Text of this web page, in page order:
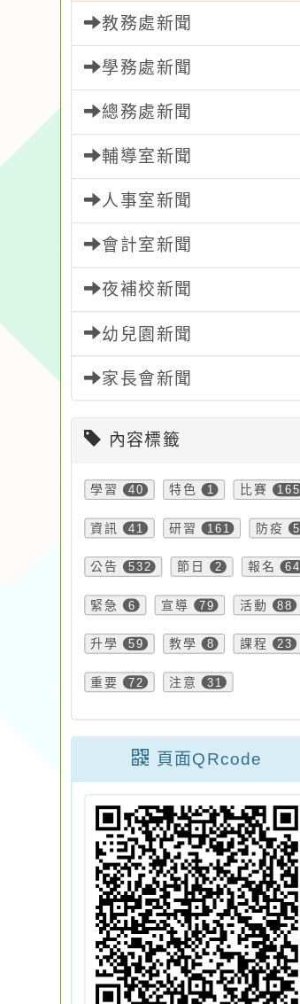
教務處新聞
學務處新聞
總務處新聞
輔導室新聞
人事室新聞
會計室新聞
夜補校新聞
幼兒園新聞
家長會新聞
內容標籤
學習 40 特色 1 比賽 165
資訊 41 研習 161 防疫 5
公告 532 節日 2 報名 64
緊急 6 宣導 79 活動 88
升學 59 教學 8 課程 23
重要 72 注意 31
頁面QRcode